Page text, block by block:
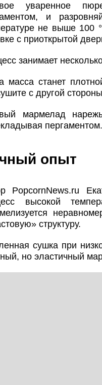
уваренное
и
не выше 100
с приоткрытой
занимает
масса станет
с другой
мармелад
пергаментом.
опыт
PopcornNews.ru
высокой
структуру.
сушка при
но эластичный